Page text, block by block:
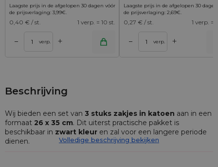
Laagste prijs in de afgelopen 30 dagen vóór
de prijsverlaging: 3,99€.
0,40 € / st. 1 verp. = 10 st.
– verp. +
Laagste prijs in de afgelopen 30
de prijsverlaging: 2,69€.
0,27 € / st. 1 verp. =
– verp. +
Toevoegen aan winkelwagen Toevoegen aan
Beschrijving
Wij bieden een set van 3 stuks zakjes in katoen aan in een
formaat 26 x 35 cm. Dit uiterst practische pakket is
beschikbaar in zwart kleur en zal voor een langere periode
dienen.
Volledige beschrijving bekijken